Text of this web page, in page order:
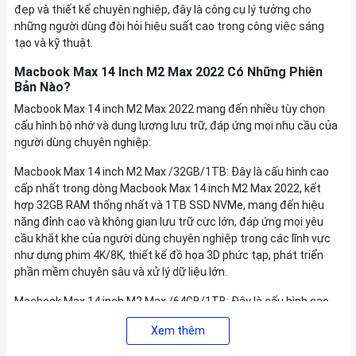
đẹp và thiết kế chuyên nghiệp, đây là công cụ lý tưởng cho
những người dùng đòi hỏi hiệu suất cao trong công việc sáng
tạo và kỹ thuật.
Macbook Max 14 Inch M2 Max 2022 Có Những Phiên
Bản Nào?
Macbook Max 14 inch M2 Max 2022 mang đến nhiều tùy chọn
cấu hình bộ nhớ và dung lượng lưu trữ, đáp ứng mọi nhu cầu của
người dùng chuyên nghiệp:
Macbook Max 14 inch M2 Max /32GB/1TB: Đây là cấu hình cao
cấp nhất trong dòng Macbook Max 14 inch M2 Max 2022, kết
hợp 32GB RAM thống nhất và 1TB SSD NVMe, mang đến hiệu
năng đỉnh cao và không gian lưu trữ cực lớn, đáp ứng mọi yêu
cầu khắt khe của người dùng chuyên nghiệp trong các lĩnh vực
như dựng phim 4K/8K, thiết kế đồ họa 3D phức tạp, phát triển
phần mềm chuyên sâu và xử lý dữ liệu lớn.
Macbook Max 14 inch M2 Max /64GB/1TB: Đây là cấu hình cao
cấp nhất trong dòng Macbook Max 14 inch M2 Max 2022, kết
hợp 64GB RAM thống nhất và 1TB SSD NVMe, mang đến hiệu
Xem thêm